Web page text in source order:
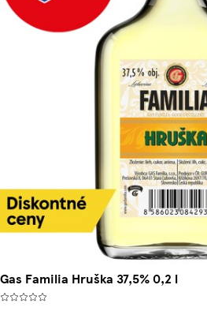
Gas Familia Hruška 37,5% 0,2 l